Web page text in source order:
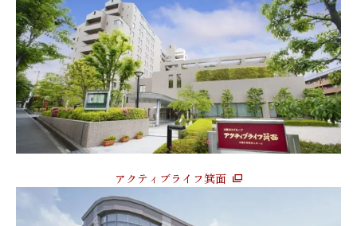
アクティブライフ箕面